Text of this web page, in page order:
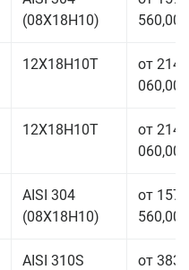
(08Х18Н10)
560,00
12Х18Н10Т
от 214
060,00
12Х18Н10Т
от 214
060,00
AISI 304
(08Х18Н10)
от 157
560,00
AISI 310S
от 383